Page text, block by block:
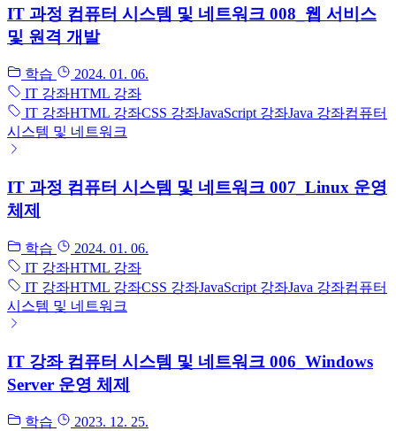
IT 과정 컴퓨터 시스템 및 네트워크 008_웹 서비스
및 원격 개발
학습
2024. 01. 06.
IT 강좌HTML 강좌
IT 강좌HTML 강좌CSS 강좌JavaScript 강좌Java 강좌컴퓨터
시스템 및 네트워크
IT 과정 컴퓨터 시스템 및 네트워크 007_Linux 운영
체제
학습
2024. 01. 06.
IT 강좌HTML 강좌
IT 강좌HTML 강좌CSS 강좌JavaScript 강좌Java 강좌컴퓨터
시스템 및 네트워크
IT 강좌 컴퓨터 시스템 및 네트워크 006_Windows
Server 운영 체제
학습
2023. 12. 25.